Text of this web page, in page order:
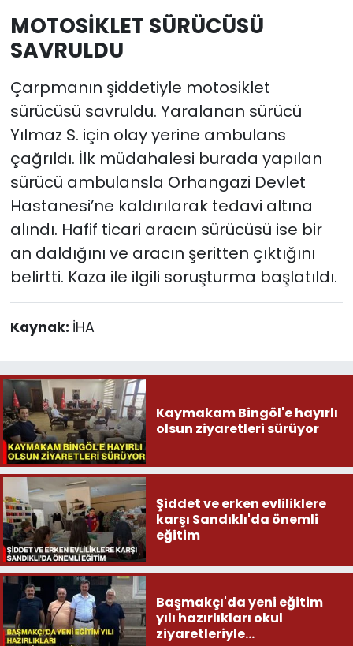
MOTOSİKLET SÜRÜCÜSÜ
SAVRULDU
Çarpmanın şiddetiyle motosiklet
sürücüsü savruldu. Yaralanan sürücü
Yılmaz S. için olay yerine ambulans
çağrıldı. İlk müdahalesi burada yapılan
sürücü ambulansla Orhangazi Devlet
Hastanesi’ne kaldırılarak tedavi altına
alındı. Hafif ticari aracın sürücüsü ise bir
an daldığını ve aracın şeritten çıktığını
belirtti. Kaza ile ilgili soruşturma başlatıldı.
Kaynak: İHA
Kaymakam Bingöl'e hayırlı
olsun ziyaretleri sürüyor
Şiddet ve erken evliliklere
karşı Sandıklı'da önemli
eğitim
Başmakçı'da yeni eğitim
yılı hazırlıkları okul
ziyaretleriyle